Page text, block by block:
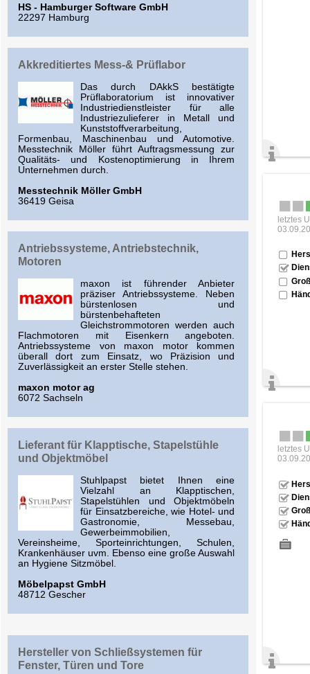
HS - Hamburger Software GmbH
22297 Hamburg
Akkreditiertes Mess-& Prüflabor
Das durch DAkkS bestätigte
Prüflaboratorium ist innovativer
Industriedienstleister für alle
Industriezulieferer in Metall und
Kunststoffverarbeitung,
Formenbau, Maschinenbau und Automotive.
Messtechnik Möller führt Auftragsmessung zur
Qualitäts- und Kostenoptimierung in Ihrem
Unternehmen durch.
Messtechnik Möller GmbH
36419 Geisa
Antriebssysteme, Antriebstechnik,
Motoren
maxon ist führender Anbieter
präziser Antriebssysteme. Neben
bürstenlosen und
bürstenbehafteten
Gleichstrommotoren werden auch
Flachmotoren mit Eisenkern angeboten.
Antriebssysteme von maxon motor kommen
überall dort zum Einsatz, wo Präzision und
Zuverlässigkeit an erster Stelle stehen.
maxon motor ag
6072 Sachseln
Lieferant für Klapptische, Stapelstühle
und Objektmöbel
Stuhlpapst bietet Ihnen eine
Vielzahl an Klapptischen,
Stapelstühlen und Objektmöbeln
für Einsatzbereiche, wie Hotel- und
Gastronomie, Messebau,
Gewerbeimmobilien,
Vereinsheime, Sporteinrichtungen, Schulen,
Krankenhäuser uvm. Ebenso eine große Auswahl
an Hygiene Sitzmöbel.
Möbelpapst GmbH
48712 Gescher
Hersteller von Schließsystemen für
Fenster, Türen und Tore
letztes
letztes